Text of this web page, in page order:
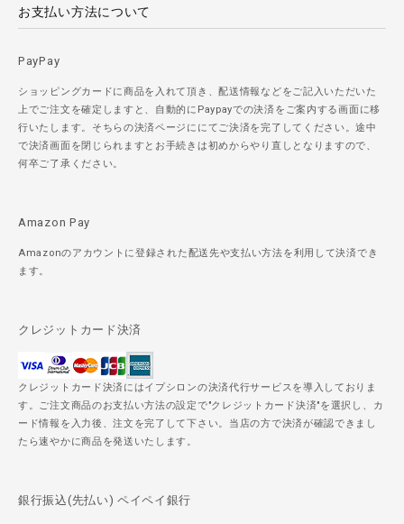
お支払い方法について
PayPay
ショッピングカードに商品を入れて頂き、配送情報などをご記入いただいた
上でご注文を確定しますと、自動的にPaypayでの決済をご案内する画面に移
行いたします。そちらの決済ページににてご決済を完了してください。途中
で決済画面を閉じられますとお手続きは初めからやり直しとなりますので、
何卒ご了承ください。
Amazon Pay
Amazonのアカウントに登録された配送先や支払い方法を利用して決済でき
ます。
クレジットカード決済
クレジットカード決済にはイプシロンの決済代行サービスを導入しておりま
す。ご注文商品のお支払い方法の設定で"クレジットカード決済"を選択し、カ
ード情報を入力後、注文を完了して下さい。当店の方で決済が確認できまし
たら速やかに商品を発送いたします。
銀行振込(先払い) ペイペイ銀行